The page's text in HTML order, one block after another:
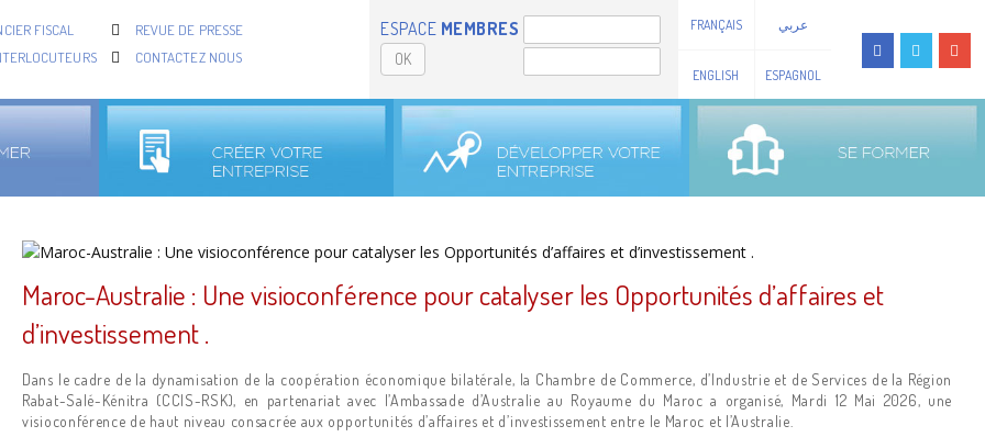
FISCAL
REVUE DE PRESSE
CONTACTEZ NOUS
ESPACE MEMBRES
OK
FRANÇAIS عربي
ENGLISH ESPAGNOL
Maroc-Australie : Une visioconférence pour catalyser les Opportunités d’affaires et
d’investissement .
Dans le cadre de la dynamisation de la coopération économique bilatérale, la Chambre de Commerce, d’Industrie et de Services de la Région
Rabat-Salé-Kénitra (CCIS-RSK), en partenariat avec l’Ambassade d’Australie au Royaume du Maroc a organisé, Mardi 12 Mai 2026, une
visioconférence de haut niveau consacrée aux opportunités d’affaires et d’investissement entre le Maroc et l’Australie.